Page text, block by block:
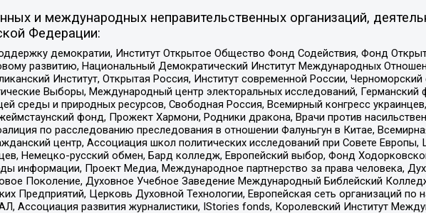
и международных неправительственных организаций,
Федерации:
демократии, Институт Открытое Общество Фонд Содействия, Фонд
развитию, Национальный Демократический Институт Международных
Институт, Открытая Россия, Институт современной России,
Выборы, Международный центр электоральных исследований,
среды и природных ресурсов, Свободная Россия, Всемирный конгресс
фонд, Прожект Хармони, Родники дракона, Врачи против
по расследованию преследования в отношении Фалуньгун в Китае,
центр, Ассоциация школ политических исследований при Совете
Немецко-русский обмен, Бард колледж, Европейский выбор, Фонд
информации, Проект Медиа, Международное партнерство за права человека,
Поколение, Духовное Учебное Заведение Международный Библейский
Предприятий, Церковь Духовной Технологии, Европейская сеть организаций
развития журналистики, IStories fonds, Королевский Институт